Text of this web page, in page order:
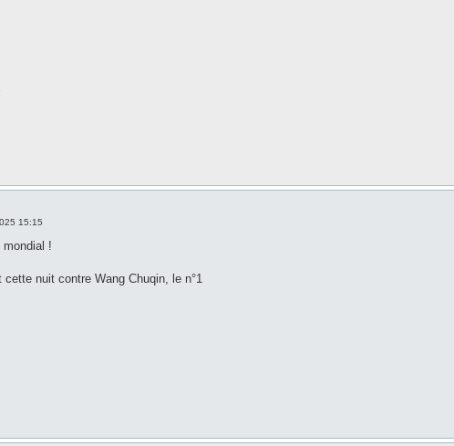
15:15
mondial !
nuit contre Wang Chuqin, le n°1